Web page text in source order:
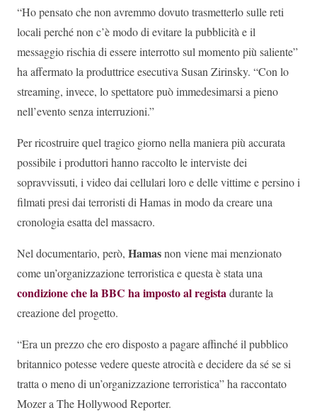
“Ho pensato che non avremmo dovuto trasmetterlo sulle reti
locali perché non c’è modo di evitare la pubblicità e il
messaggio rischia di essere interrotto sul momento più saliente”
ha affermato la produttrice esecutiva Susan Zirinsky. “Con lo
streaming, invece, lo spettatore può immedesimarsi a pieno
nell’evento senza interruzioni.”
Per ricostruire quel tragico giorno nella maniera più accurata
possibile i produttori hanno raccolto le interviste dei
sopravvissuti, i video dai cellulari loro e delle vittime e persino i
filmati presi dai terroristi di Hamas in modo da creare una
cronologia esatta del massacro.
Nel documentario, però, Hamasnon viene mai menzionato
come un’organizzazione terroristica e questa è stata una
condizione che la BBC ha imposto al registadurante la
creazione del progetto.
“Era un prezzo che ero disposto a pagare affinché il pubblico
britannico potesse vedere queste atrocità e decidere da sé se si
tratta o meno di un’organizzazione terroristica” ha raccontato
Mozer a The Hollywood Reporter.